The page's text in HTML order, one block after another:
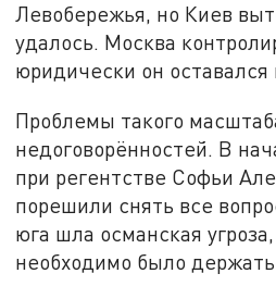
Левобережья, но Киев
удалось. Москва
юридически он оставался
Проблемы такого
недоговорённостей. В
при регентстве Софьи
порешили снять все
юга шла османская
необходимо было